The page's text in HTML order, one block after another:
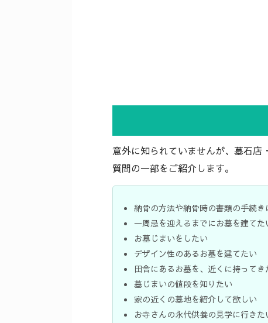
意外に知られていませんが、墓石店
質問の一部をご紹介します。
納骨の方法や納骨時の書類の手続
一周忌を迎えるまでにお墓を建てた
お墓じまいをしたい
デザイン性のあるお墓を建てたい
田舎にあるお墓を、近くに持ってき
墓じまいの値段を知りたい
家の近くの墓地を紹介して欲しい
お寺さんの永代供養の見学に行き